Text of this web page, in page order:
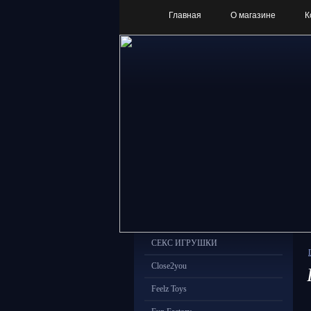
Главная О магазине
СЕКС ИГРУШКИ
Close2you
Feelz Toys